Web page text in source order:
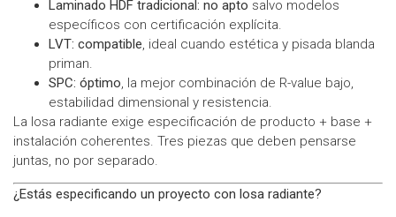
Laminado HDF tradicional: no apto salvo modelos
específicos con certificación explícita.
LVT: compatible, ideal cuando estética y pisada blanda
priman.
SPC: óptimo, la mejor combinación de R-value bajo,
estabilidad dimensional y resistencia.
La losa radiante exige especificación de producto + base +
instalación coherentes. Tres piezas que deben pensarse
juntas, no por separado.
¿Estás especificando un proyecto con losa radiante?